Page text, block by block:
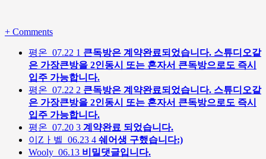
+ Comments
평온 07.22 1 큰독방은 계약완료되었습니다. 스튜디오같
은 가장큰방을 2인동시 또는 혼자서 큰독방으로도 즉시
입주 가능합니다.
평온 07.22 2 큰독방은 계약완료되었습니다. 스튜디오같
은 가장큰방을 2인동시 또는 혼자서 큰독방으로도 즉시
입주 가능합니다.
평온 07.20 3 계약완료 되었습니다.
이Zㅏ벨 06.23 4 쉐어생 구했습니다:)
Wooly 06.13 비밀댓글입니다.